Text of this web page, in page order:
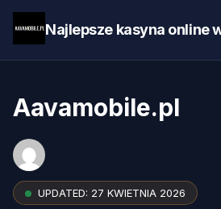
Najlepsze kasyna online
Aavamobile.pl
UPDATED: 27 KWIETNIA 2026